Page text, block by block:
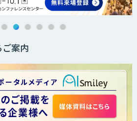
セカンドオピニオン
成AI活用コンサルティング
向け生成AIソリューション（受託開
PoC&コンサル）
案内